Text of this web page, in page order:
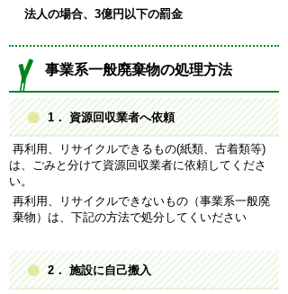
法人の場合、3億円以下の罰金
事業系一般廃棄物の処理方法
1． 資源回収業者へ依頼
再利用、リサイクルできるもの(紙類、古着類等)
は、ごみと分けて資源回収業者に依頼してくださ
い。
再利用、リサイクルできないもの（事業系一般廃
棄物）は、下記の方法で処分してくいださい
2． 施設に自己搬入